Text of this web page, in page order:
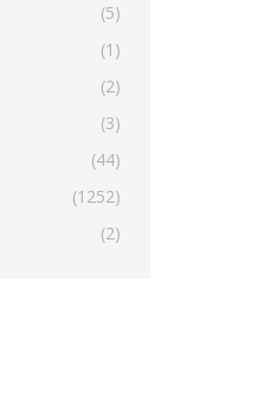
(5)
(1)
(2)
(3)
(44)
(1252)
(2)